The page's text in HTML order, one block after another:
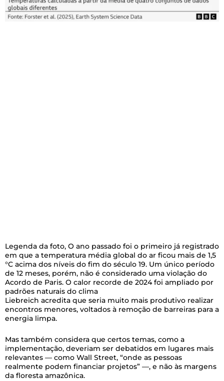
Legenda da foto, O ano passado foi o primeiro já registrado
em que a temperatura média global do ar ficou mais de 1,5
°C acima dos níveis do fim do século 19. Um único período
de 12 meses, porém, não é considerado uma violação do
Acordo de Paris. O calor recorde de 2024 foi ampliado por
padrões naturais do clima
Liebreich acredita que seria muito mais produtivo realizar
encontros menores, voltados à remoção de barreiras para a
energia limpa.
Mas também considera que certos temas, como a
implementação, deveriam ser debatidos em lugares mais
relevantes — como Wall Street, “onde as pessoas
realmente podem financiar projetos” —, e não às margens
da floresta amazônica.